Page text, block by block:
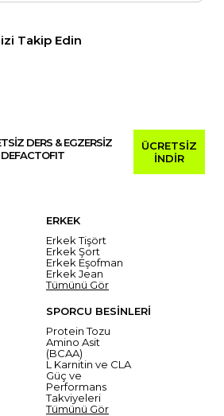
Takip Edin
DERS & EGZERSİZ
ÜCRETSİZ
İNDİR
ERKEK
Erkek Tişört
Erkek Şort
Erkek Eşofman
Erkek Jean
Tümünü Gör
SPORCU BESİNLERİ
Protein Tozu
Amino Asit
(BCAA)
L Karnitin ve CLA
Güç ve
Performans
Takviyeleri
Tümünü Gör